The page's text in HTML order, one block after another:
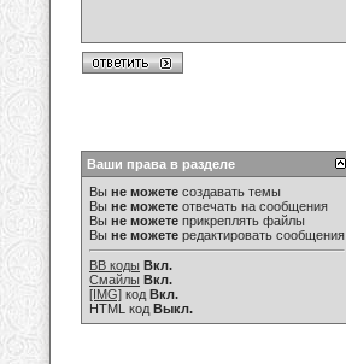
Ваши права в разделе
Вы не можете создавать темы
Вы не можете отвечать на сообщения
Вы не можете прикреплять файлы
Вы не можете редактировать сообщения
BB коды Вкл.
Смайлы Вкл.
[IMG] код Вкл.
HTML код Выкл.